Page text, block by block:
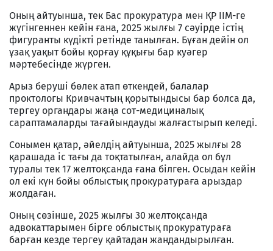
Оның айтуынша, тек Бас прокуратура мен ҚР ІІМ-ге
жүгінгеннен кейін ғана, 2025 жылғы 7 сәуірде істің
фигуранты күдікті ретінде танылған. Бұған дейін ол
ұзақ уақыт бойы қорғау құқығы бар куәгер
мәртебесінде жүрген.
Арыз беруші бөлек атап өткендей, балалар
проктологы Кривчачтың қорытындысы бар болса да,
тергеу органдары жаңа сот-медициналық
сараптамаларды тағайындауды жалғастырып келеді.
Сонымен қатар, әйелдің айтуынша, 2025 жылғы 28
қарашада іс тағы да тоқтатылған, алайда ол бұл
туралы тек 17 желтоқсанда ғана білген. Осыдан кейін
ол екі күн бойы облыстық прокуратураға арыздар
жолдаған.
Оның сөзінше, 2025 жылғы 30 желтоқсанда
адвокаттарымен бірге облыстық прокуратураға
барған кезде тергеу қайтадан жандандырылған.